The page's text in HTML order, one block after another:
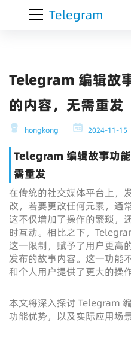
Telegram
Telegram 编辑故
的内容，无需重发
hongkong 2024-11-15
Telegram 编辑故事功
需重发
在传统的社交媒体平台上，
改，若要更改任何元素，通
这不仅增加了操作的繁琐，
时互动。相比之下，
这一限制，赋予了用户更高
发布的故事内容。这一功能
和个人用户提供了更大的操
本文将深入探讨 Telegram
功能优势，以及实际应用场景